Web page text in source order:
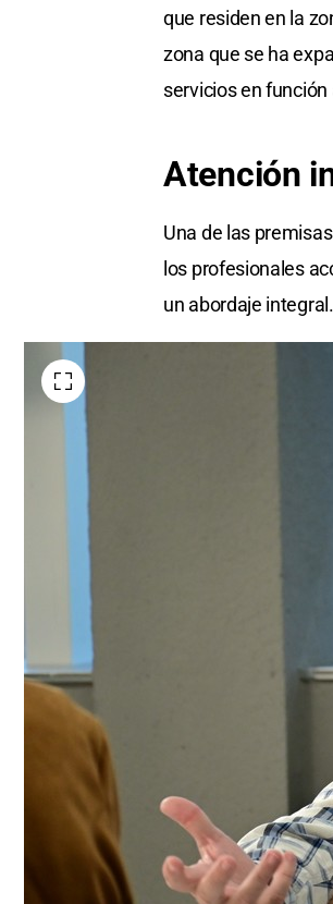
que residen en la
zona que se ha
servicios en función
Atención
Una de las
los profesionales
un abordaje integral.